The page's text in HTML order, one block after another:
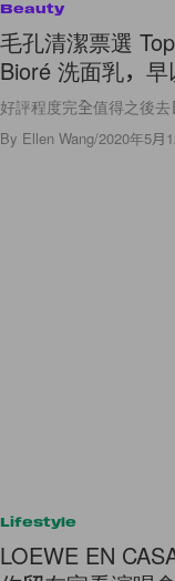
Beauty
毛孔清潔票選
Bioré 洗面乳，早
好評程度完全值得之後去
By Ellen Wang/2020年5月
Lifestyle
LOEWE EN